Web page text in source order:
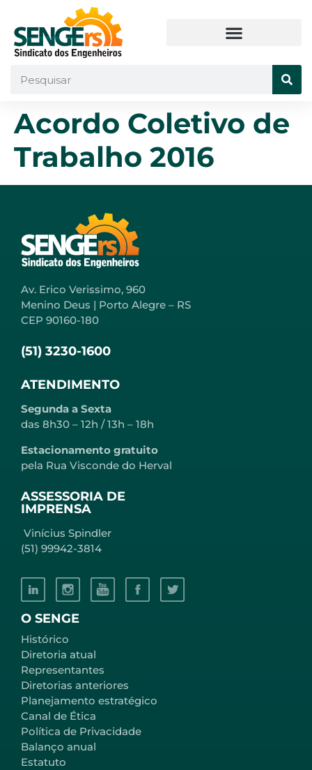
Acordo Coletivo de
Trabalho 2016
O SENGE
Histórico
Diretoria atual
Representantes
Diretorias anteriores
Planejamento estratégico
Canal de Ética
Política de Privacidade
Balanço anual
Estatuto
Av. Erico Verissimo, 960
Menino Deus | Porto Alegre – RS
CEP 90160-180
(51) 3230-1600
ATENDIMENTO
Segunda a Sexta
das 8h30 – 12h / 13h – 18h
Estacionamento gratuito
pela Rua Visconde do Herval
ASSESSORIA DE
IMPRENSA
Vinícius Spindler
(51) 99942-3814